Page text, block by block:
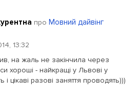
про Мовний дайвінг
13:32
на жаль не закінчила через
хороші - найкращі у Львові у
і цікаві разові заняття проводять)))